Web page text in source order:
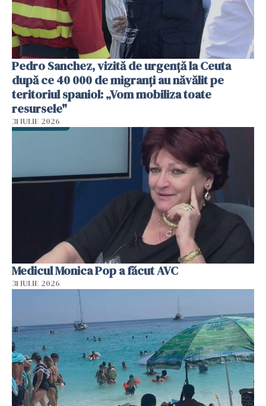
Pedro Sanchez, vizită de urgență la Ceuta
după ce 40 000 de migranți au năvălit pe
teritoriul spaniol: „Vom mobiliza toate
resursele"
31 IULIE 2026
Medicul Monica Pop a făcut AVC
31 IULIE 2026